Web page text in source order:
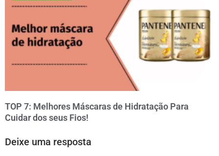
TOP 7: Melhores Máscaras de Hidratação Para
Cuidar dos seus Fios!
Deixe uma resposta